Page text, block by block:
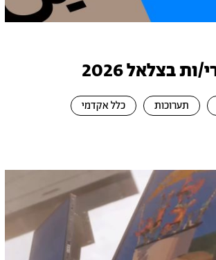
בצלאל 2026
תערוכות כלל אקדמי